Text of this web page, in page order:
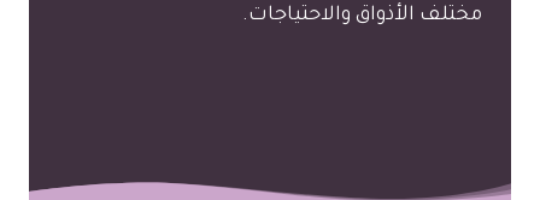
مختلف الأذواق والاحتياجات.